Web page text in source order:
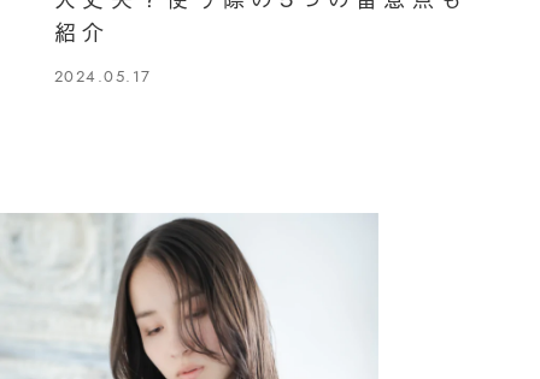
紹介
2024.05.17